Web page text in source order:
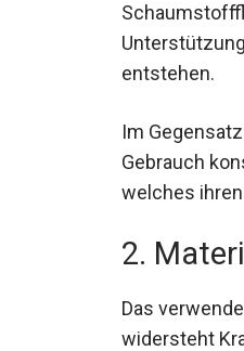
entstehen.
Im
Gebrauch
welches
2.
Das
widersteht